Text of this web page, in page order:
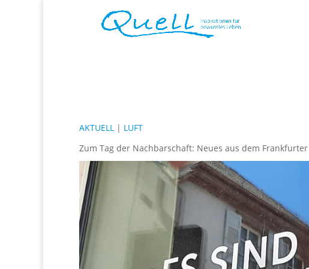
AKTUELL | LUFT
Zum Tag der Nachbarschaft: Neues aus dem